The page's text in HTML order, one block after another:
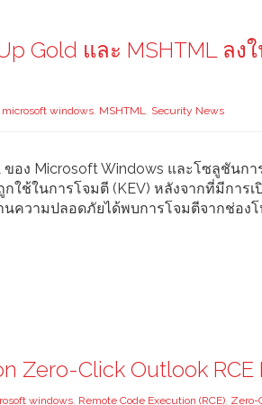
Gold และ MSHTML ลง
microsoft windows, MSHTML, Security News
อง Microsoft Windows และโซลูชันกา
ใช้ในการโจมตี (KEV) หลังจากที่มีการเ
ความปลอดภัยได้พบการโจมตีจากช่องโ
Zero-Click Outlook RCE
windows, Remote Code Execution (RCE), Zero-